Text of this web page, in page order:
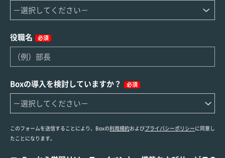
役職名 必須
Boxの導入を検討していますか？ 必須
このフォームを送信することにより、Boxの利用規約およびプライバシーポリシーに同意し
たことになります。